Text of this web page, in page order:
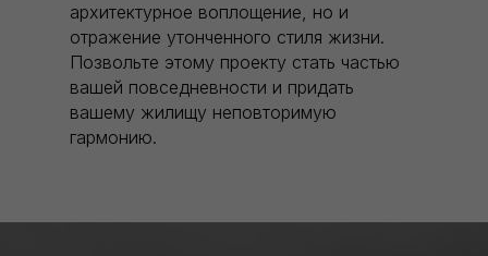
архитектурное воплощение, но и
отражение утонченного стиля жизни.
Позвольте этому проекту стать частью
вашей повседневности и придать
вашему жилищу неповторимую
гармонию.